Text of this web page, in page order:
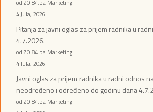
od ZOI84.ba Marketing
4 Jula, 2026
Pitanja za javni oglas za prijem radnika u
4.7.2026.
od ZOI84.ba Marketing
4 Jula, 2026
Javni oglas za prijem radnika u radni odnos
neodređeno i određeno do godinu dana
od ZOI84.ba Marketing